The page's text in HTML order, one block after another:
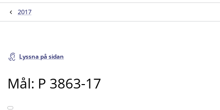
2017
Lyssna på sidan
Mål: P 3863-17